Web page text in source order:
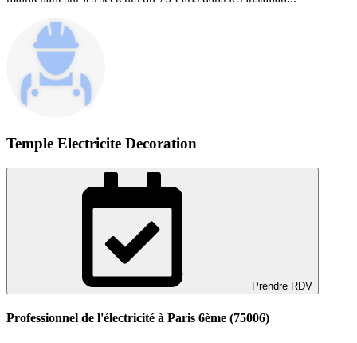
Temple Electricite Decoration
Prendre RDV
Professionnel de l'électricité à Paris 6ème (75006)